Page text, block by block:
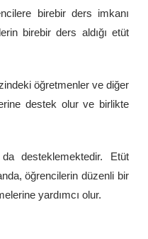
birebir ders imkanı
birebir ders aldığı etüt
öğretmenler ve diğer
destek olur ve birlikte
desteklemektedir. Etüt
öğrencilerin düzenli bir
yardımcı olur.